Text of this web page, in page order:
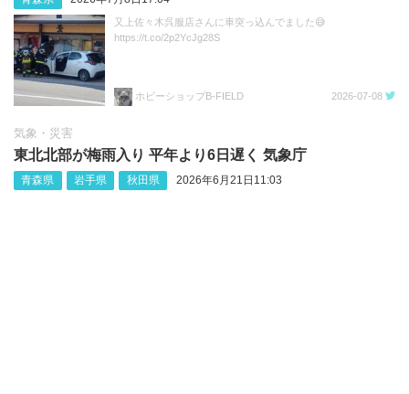
又上佐々木呉服店さんに車突っ込んでました😅
https://t.co/2p2YcJg28S
ホビーショップB-FIELD 2026-07-08
気象・災害
東北北部が梅雨入り 平年より6日遅く 気象庁
青森県 岩手県 秋田県 2026年6月21日11:03